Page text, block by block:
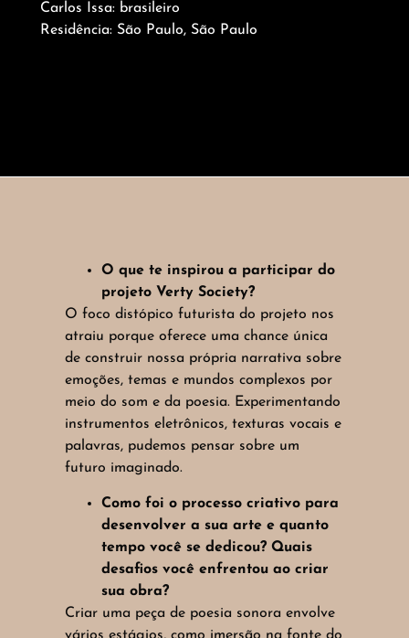
Carlos Issa: brasileiro
Residência: São Paulo, São Paulo
O que te inspirou a participar do
projeto Verty Society?
O foco distópico futurista do projeto nos
atraiu porque oferece uma chance única
de construir nossa própria narrativa sobre
emoções, temas e mundos complexos por
meio do som e da poesia. Experimentando
instrumentos eletrônicos, texturas vocais e
palavras, pudemos pensar sobre um
futuro imaginado.
Como foi o processo criativo para
desenvolver a sua arte e quanto
tempo você se dedicou? Quais
desafios você enfrentou ao criar
sua obra?
Criar uma peça de poesia sonora envolve
vários estágios, como imersão na fonte do